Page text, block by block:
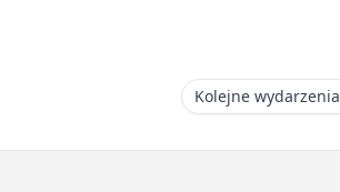
Kolejne wydarzenia